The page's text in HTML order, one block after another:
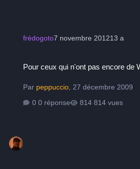
frédogoto7 novembre 201213 a
Pour ceux qui n'ont pas encore de
Par peppuccio 27 décembre 2009
0 réponse
814 vues